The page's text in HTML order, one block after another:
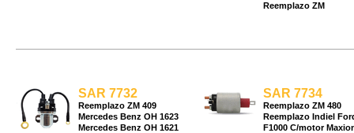
Reemplazo ZM
SAR 7732
Reemplazo ZM 409
Mercedes Benz OH 1623
Mercedes Benz OH 1621
SAR 7734
Reemplazo ZM 480
Reemplazo Indiel
F1000 C/motor